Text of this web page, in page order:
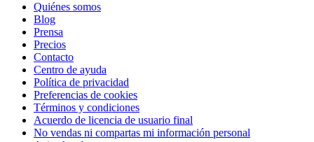
Quiénes somos
Blog
Prensa
Precios
Contacto
Centro de ayuda
Política de privacidad
Preferencias de cookies
Términos y condiciones
Acuerdo de licencia de usuario final
No vendas ni compartas mi información personal